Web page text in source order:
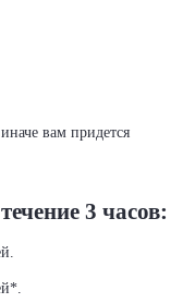
вам придется
3 часов: